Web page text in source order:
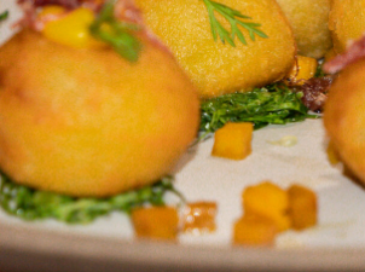
Compartilhe:
Receita por Carla
MASSA